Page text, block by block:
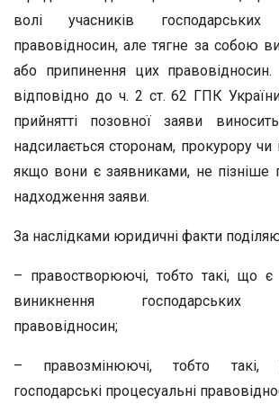
волі учасників господарських
правовідносин, але тягне за собою
або припинення цих правовідносин.
відповідно до ч. 2 ст. 62 ГПК
прийнятті позовної заяви
надсилається сторонам, прокурору чи
якщо вони є заявниками, не пізніше
надходження заяви.
За наслідками юридичні факти
– правостворюючі, тобто такі, що є
виникнення господарських
правовідносин;
– правозмінюючі, тобто
господарські процесуальні